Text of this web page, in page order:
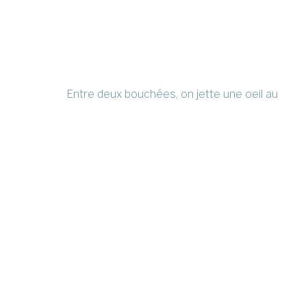
Entre deux bouchées, on jette une oeil au